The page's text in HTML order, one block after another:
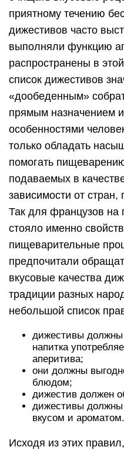
приятному течению
дижестивов часто
выполняли функцию
распространены в
список дижестивов
«дообеденным»
прямым назначением
особенностями
только обладать
помогать
подаваемых в
зависимости от стран,
Так для французов на
стояло именно
пищеварительные
предпочитали
вкусовые качества
традиции разных
небольшой список
дижестивы должны
напитка
аперитива;
они должны
блюдом;
дижестив должен
дижестивы
вкусом и ароматом.
Исходя из этих